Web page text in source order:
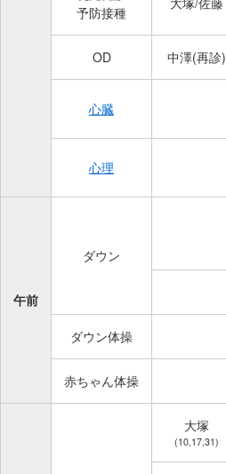
予防接種
OD 中澤(再診)
心臓
心理
午前
ダウン
ダウン体操
赤ちゃん体操
大塚
(10,17,31)